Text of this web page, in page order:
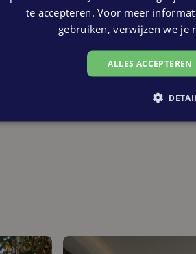
13 juni a.s. tussen 10.30 en
te accepteren. Voor meer
gebruiken, verwijzen we je
ALLES ACCEPTEREN